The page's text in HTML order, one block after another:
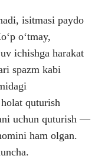
isitmasi paydo
oʻtmay,
ichishga harakat
spazm kabi
quturish
uchun quturish —
ham olgan.